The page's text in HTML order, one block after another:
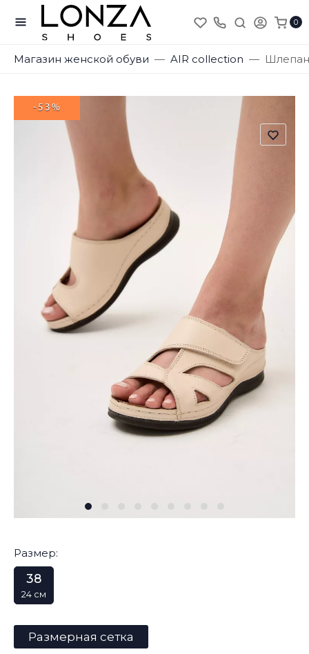
0
Магазин женской обуви AIR collection
-53%
Размер:
38
24 см
Размерная сетка